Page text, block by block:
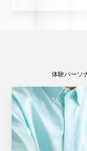
体験パーソ